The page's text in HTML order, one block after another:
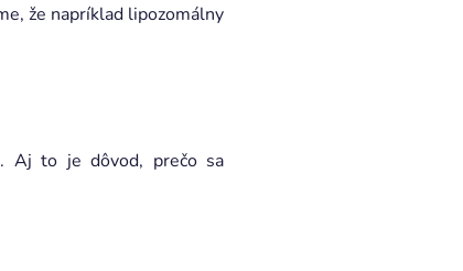
že napríklad lipozomálny
Aj to je dôvod, prečo sa